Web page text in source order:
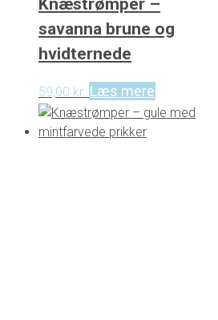
savanna brune og
hvidternede
59,00 kr. Læs mere